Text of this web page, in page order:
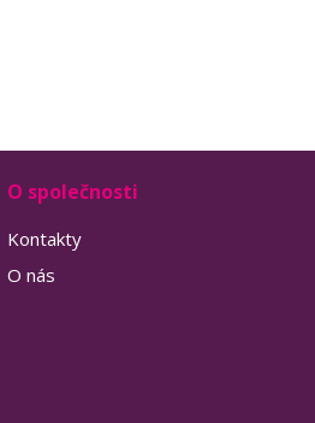
O společnosti
Kontakty
O nás